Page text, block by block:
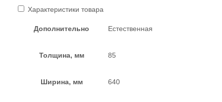
Характеристики товара
Дополнительно Естественная
Толщина, мм 85
Ширина, мм 640